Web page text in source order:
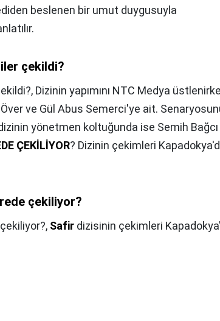
beslenen bir umut duygusuyla
çekildi?
Dizinin yapımını NTC Medya
ve Gül Abus Semerci'ye ait.
yönetmen koltuğunda ise Semih Bağcı
ÇEKİLİYOR? Dizinin çekimleri
çekiliyor?
Safir dizisinin çekimleri